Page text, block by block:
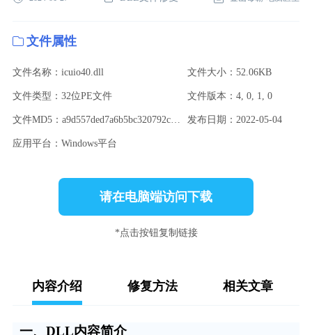
文件属性
文件名称：icuio40.dll 文件大小：52.06KB
文件类型：32位PE文件 文件版本：4, 0, 1, 0
文件MD5：a9d557ded7a6b5bc320792c1b9dd072b 发布日期：2022-05-04
应用平台：Windows平台
请在电脑端访问下载
*点击按钮复制链接
内容介绍 修复方法 相关文章
一、DLL内容简介